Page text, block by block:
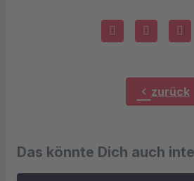
chevron_left zurück
Das könnte Dich auch